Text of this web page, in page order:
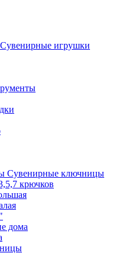
Сувенирные игрушки
Сувенирные ключницы
крючков
дома